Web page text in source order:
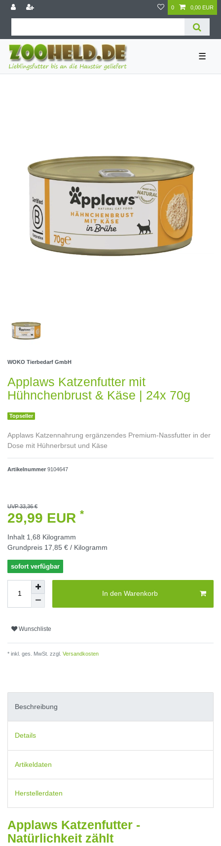
0 0,00 EUR
☰
WOKO Tierbedarf GmbH
Applaws Katzenfutter mit
Hühnchenbrust & Käse | 24x 70g
Topseller
Applaws Katzennahrung ergänzendes Premium-Nassfutter in der
Dose mit Hühnerbrsut und Käse
Artikelnummer 9104647
UVP 33,36 €
29,99 EUR *
Inhalt 1,68 Kilogramm
Grundpreis 17,85 € / Kilogramm
sofort verfügbar
In den Warenkorb
Wunschliste
* inkl. ges. MwSt. zzgl. Versandkosten
Beschreibung
Details
Artikeldaten
Herstellerdaten
Applaws Katzenfutter -
Natürlichkeit zählt